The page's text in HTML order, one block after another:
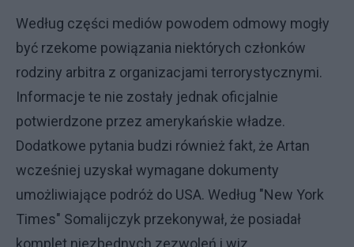
Według części mediów powodem odmowy mogły
być rzekome powiązania niektórych członków
rodziny arbitra z organizacjami terrorystycznymi.
Informacje te nie zostały jednak oficjalnie
potwierdzone przez amerykańskie władze.
Dodatkowe pytania budzi również fakt, że Artan
wcześniej uzyskał wymagane dokumenty
umożliwiające podróż do USA. Według "New York
Times" Somalijczyk przekonywał, że posiadał
komplet niezbędnych zezwoleń i wiz.